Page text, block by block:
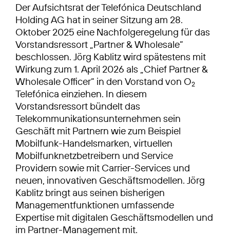
Der Aufsichtsrat der Telefónica Deutschland
Holding AG hat in seiner Sitzung am 28.
Oktober 2025 eine Nachfolgeregelung für das
Vorstandsressort „Partner & Wholesale“
beschlossen. Jörg Kablitz wird spätestens mit
Wirkung zum 1. April 2026 als „Chief Partner &
Wholesale Officer“ in den Vorstand von O2
Telefónica einziehen. In diesem
Vorstandsressort bündelt das
Telekommunikationsunternehmen sein
Geschäft mit Partnern wie zum Beispiel
Mobilfunk-Handelsmarken, virtuellen
Mobilfunknetzbetreibern und Service
Providern sowie mit Carrier-Services und
neuen, innovativen Geschäftsmodellen. Jörg
Kablitz bringt aus seinen bisherigen
Managementfunktionen umfassende
Expertise mit digitalen Geschäftsmodellen und
im Partner-Management mit.